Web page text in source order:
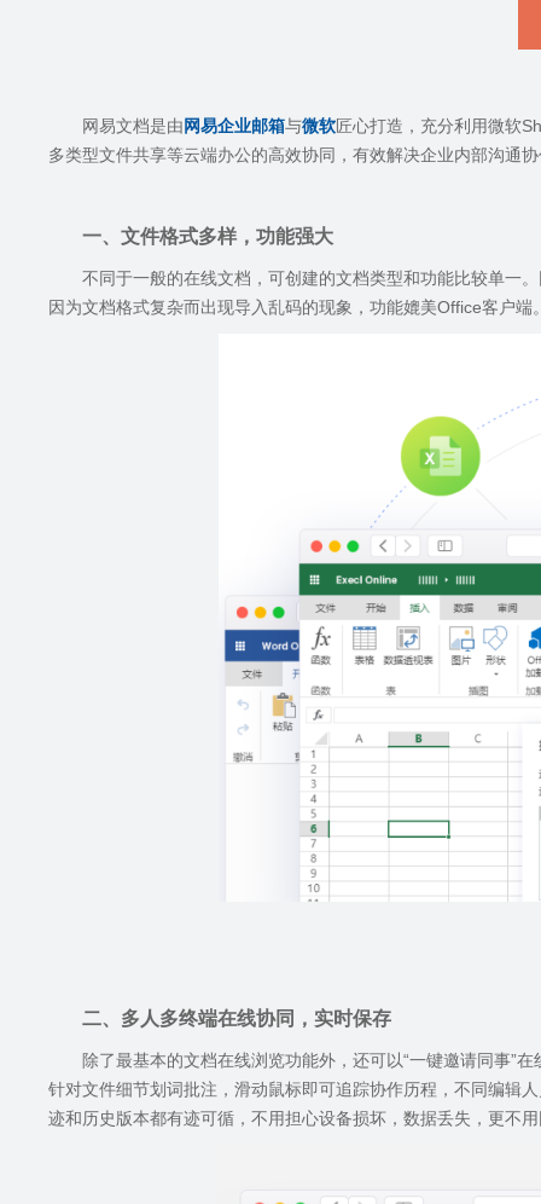
网易文档是由网易企业邮箱与微软匠心打造，充分利用微软
多类型文件共享等云端办公的高效协同，有效解决企业内部沟通
一、文件格式多样，功能强大
不同于一般的在线文档，可创建的文档类型和功能比较单一
因为文档格式复杂而出现导入乱码的现象，功能媲美Office客户端
二、多人多终端在线协同，实时保存
除了最基本的文档在线浏览功能外，还可以“一键邀请同事”
针对文件细节划词批注，滑动鼠标即可追踪协作历程，不同编辑
迹和历史版本都有迹可循，不用担心设备损坏，数据丢失，更不